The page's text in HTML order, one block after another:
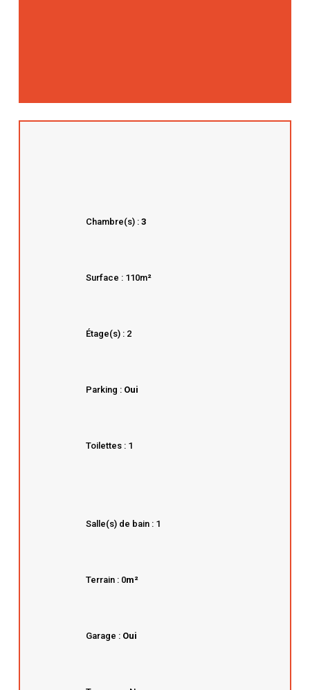
Chambre(s) :3
Surface : 110m²
Étage(s) : 2
Parking : Oui
Toilettes : 1
Salle(s) de bain : 1
Terrain : 0m²
Garage : Oui